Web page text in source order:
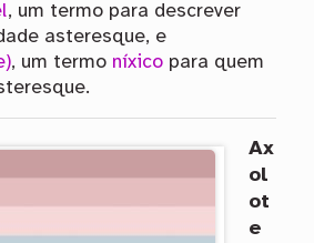
, um termo para descrever
asteresque, e
, um termo níxicopara quem
Ax
ol
ot
e